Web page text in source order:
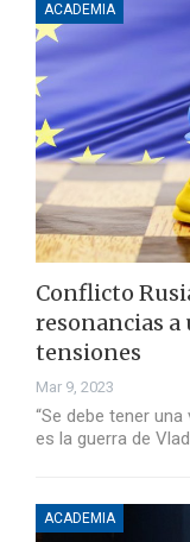
ACADEMIA
Conflicto
resonancias
tensiones
Mar 9, 2023
“Se debe tener
es la guerra de
ACADEMIA